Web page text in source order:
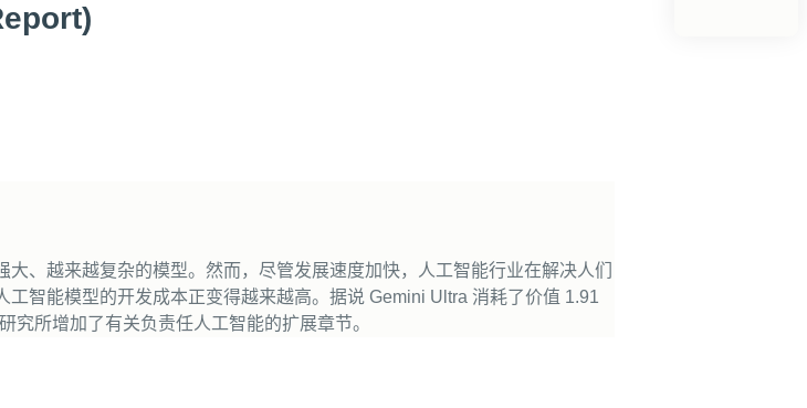
、越来越复杂的模型。然而，尽管发展速度加快，人工智能行业在解决人们
智能模型的开发成本正变得越来越高。据说 Gemini Ultra 消耗了价值 1.91
究所增加了有关负责任人工智能的扩展章节。